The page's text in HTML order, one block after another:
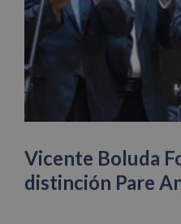
Vicente Boluda
distinción Pare